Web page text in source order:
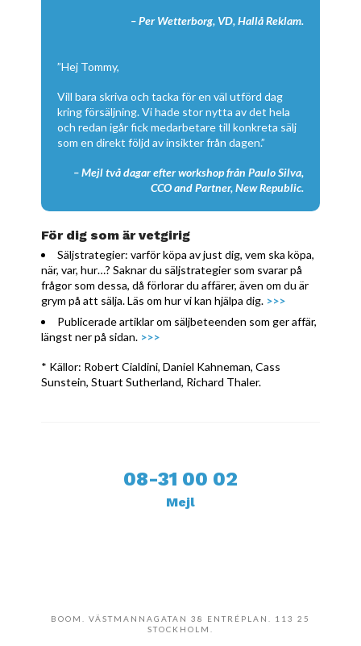
– Per Wetterborg, VD, Hallå Reklam.
”Hej Tommy,
Vill bara skriva och tacka för en väl utförd dag
kring försäljning. Vi hade stor nytta av det hela
och redan igår fick medarbetare till konkreta sälj
som en direkt följd av insikter från dagen.”
– Mejl två dagar efter workshop från Paulo Silva,
CCO and Partner, New Republic.
För dig som är vetgirig
Säljstrategier: varför köpa av just dig, vem ska köpa,
när, var, hur…? Saknar du säljstrategier som svarar på
frågor som dessa, då förlorar du affärer, även om du är
grym på att sälja. Läs om hur vi kan hjälpa dig. >>>
Publicerade artiklar om säljbeteenden som ger affär,
längst ner på sidan. >>>
* Källor: Robert Cialdini, Daniel Kahneman, Cass
Sunstein, Stuart Sutherland, Richard Thaler.
08-31 00 02
Mejl
BOOM. VÄSTMANNAGATAN 38 ENTRÉPLAN. 113 25
STOCKHOLM.